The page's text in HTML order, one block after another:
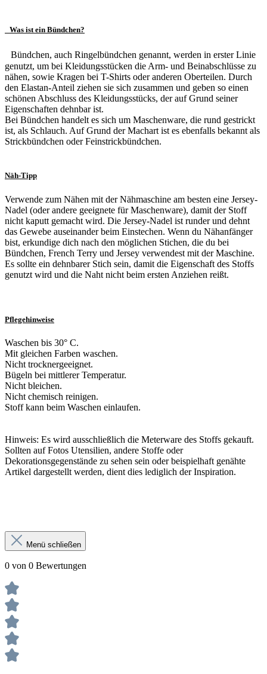
Was ist ein Bündchen?
Bündchen, auch Ringelbündchen genannt, werden in erster Linie
genutzt, um bei Kleidungsstücken die Arm- und Beinabschlüsse zu
nähen, sowie Kragen bei T-Shirts oder anderen Oberteilen. Durch
den Elastan-Anteil ziehen sie sich zusammen und geben so einen
schönen Abschluss des Kleidungsstücks, der auf Grund seiner
Eigenschaften dehnbar ist.
Bei Bündchen handelt es sich um Maschenware, die rund gestrickt
ist, als Schlauch. Auf Grund der Machart ist es ebenfalls bekannt als
Strickbündchen oder Feinstrickbündchen.
Näh-Tipp
Verwende zum Nähen mit der Nähmaschine am besten eine Jersey-
Nadel (oder andere geeignete für Maschenware), damit der Stoff
nicht kaputt gemacht wird. Die Jersey-Nadel ist runder und dehnt
das Gewebe auseinander beim Einstechen. Wenn du Nähanfänger
bist, erkundige dich nach den möglichen Stichen, die du bei
Bündchen, French Terry und Jersey verwendest mit der Maschine.
Es sollte ein dehnbarer Stich sein, damit die Eigenschaft des Stoffs
genutzt wird und die Naht nicht beim ersten Anziehen reißt.
Pflegehinweise
Waschen bis 30° C.
Mit gleichen Farben waschen.
Nicht trocknergeeignet.
Bügeln bei mittlerer Temperatur.
Nicht bleichen.
Nicht chemisch reinigen.
Stoff kann beim Waschen einlaufen.
Hinweis: Es wird ausschließlich die Meterware des Stoffs gekauft.
Sollten auf Fotos Utensilien, andere Stoffe oder
Dekorationsgegenstände zu sehen sein oder beispielhaft genähte
Artikel dargestellt werden, dient dies lediglich der Inspiration.
Menü schließen
0 von 0 Bewertungen